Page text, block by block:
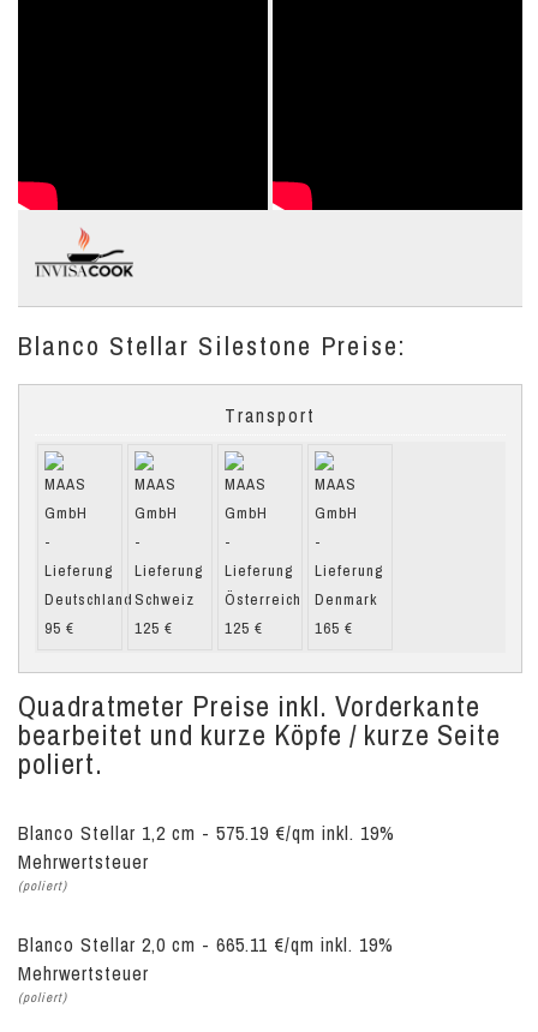
Blanco Stellar Silestone Preise:
Transport
Quadratmeter Preise inkl. Vorderkante
bearbeitet und kurze Köpfe / kurze Seite
poliert.
Blanco Stellar 1,2 cm - 575.19 €/qm inkl. 19%
Mehrwertsteuer
(poliert)
Blanco Stellar 2,0 cm - 665.11 €/qm inkl. 19%
Mehrwertsteuer
(poliert)